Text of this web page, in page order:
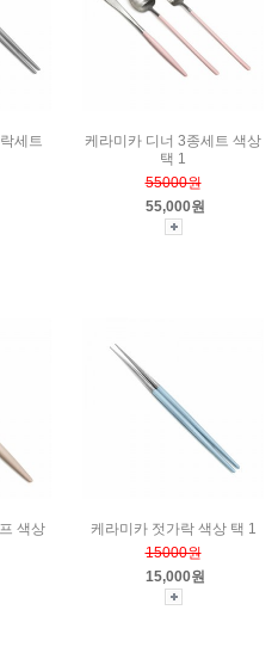
세트
케라미카 디너 3종세트 색상
택 1
55000원
55,000원
색상
케라미카 젓가락 색상 택 1
15000원
15,000원